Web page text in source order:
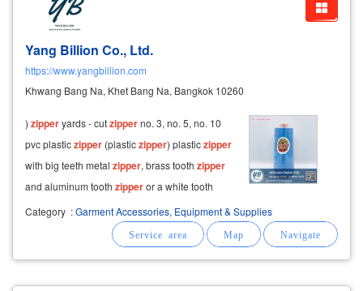
Yang Billion Co., Ltd.
https://www.yangbillion.com
Khwang Bang Na, Khet Bang Na, Bangkok 10260
) zipperyards - cutzipperno. 3, no. 5, no. 10
pvc plasticzipper (plasticzipper) plasticzipper
with big teeth metal zipper, brass tooth zipper
and aluminum tooth zipperor a white tooth
zipper, size teeth number 3, number 4, number
5, number 8, number 10 wholesale ready-
made hem fabric, bias
Category :Garment Accessories, Equipment & Supplies